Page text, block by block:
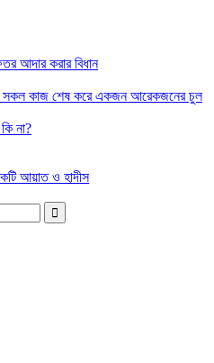
আদার করার বিধান
সকল কাজ শেষ করে একজন আরেকজনের চুল
না?
আয়াত ও হাদীস